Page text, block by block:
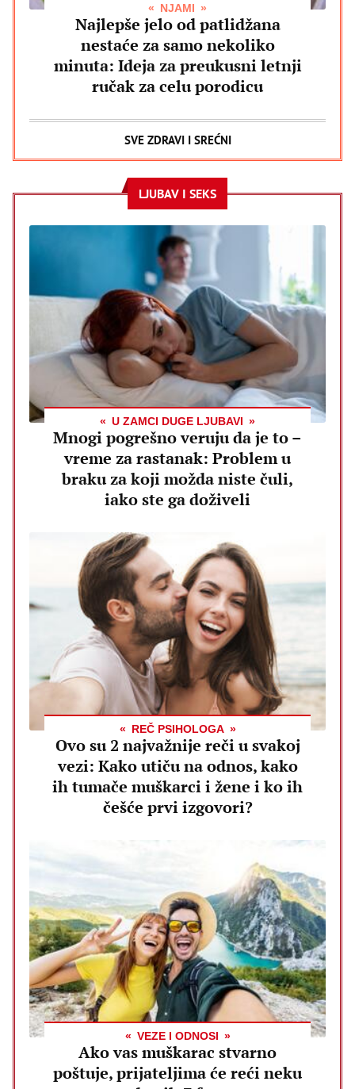
NJAMI
Najlepše jelo od patlidžana
nestaće za samo nekoliko
minuta: Ideja za preukusni letnji
ručak za celu porodicu
SVE ZDRAVI I SREĆNI
LJUBAV I SEKS
U ZAMCI DUGE LJUBAVI
Mnogi pogrešno veruju da je to –
vreme za rastanak: Problem u
braku za koji možda niste čuli,
iako ste ga doživeli
REČ PSIHOLOGA
Ovo su 2 najvažnije reči u svakoj
vezi: Kako utiču na odnos, kako
ih tumače muškarci i žene i ko ih
češće prvi izgovori?
VEZE I ODNOSI
Ako vas muškarac stvarno
poštuje, prijateljima će reći neku